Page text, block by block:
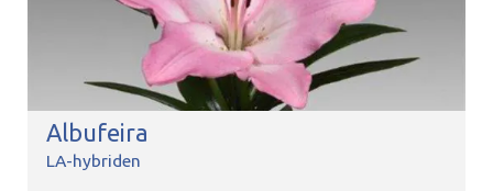
Albufeira
LA-hybriden